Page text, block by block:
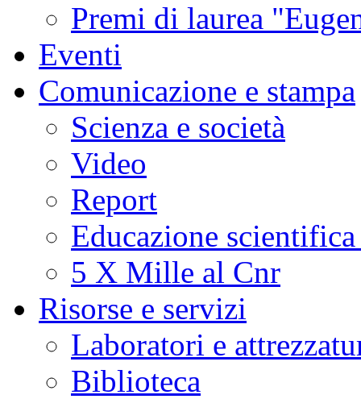
Premi di laurea
Eventi
Comunicazione e stampa
Scienza e società
Video
Report
Educazione
5 X Mille al Cnr
Risorse e servizi
Laboratori e
Biblioteca